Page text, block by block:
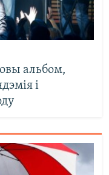
альбом,
і